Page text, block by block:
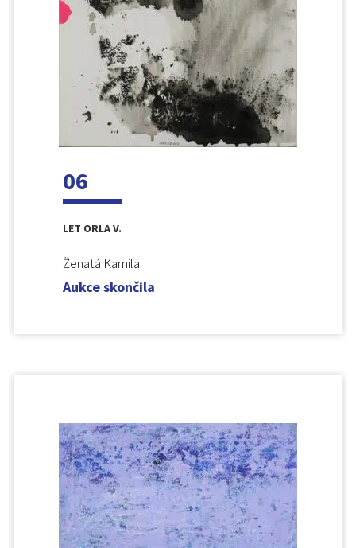
06
LET ORLA V.
Ženatá Kamila
Aukce skončila